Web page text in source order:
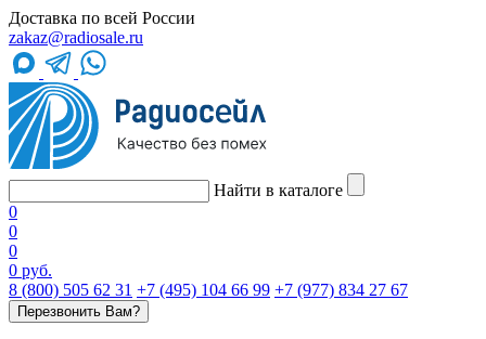
Доставка по всей России
zakaz@radiosale.ru
Найти в каталоге
0
0
0
0 руб.
8 (800) 505 62 31 +7 (495) 104 66 99 +7 (977) 834 27 67
Перезвонить Вам?